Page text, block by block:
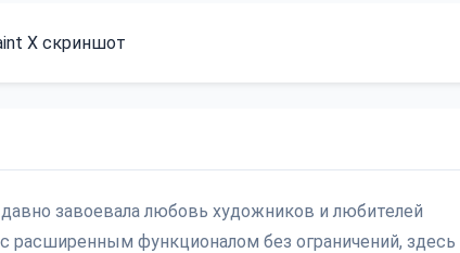
завоевала любовь художников и любителей
функционалом без ограничений, здесь